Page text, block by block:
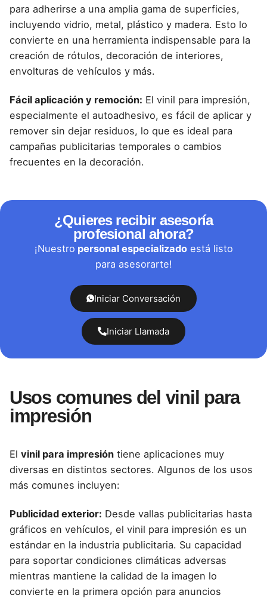
para adherirse a una amplia gama de superficies,
incluyendo vidrio, metal, plástico y madera. Esto lo
convierte en una herramienta indispensable para la
creación de rótulos, decoración de interiores,
envolturas de vehículos y más.
Fácil aplicación y remoción: El vinil para impresión,
especialmente el autoadhesivo, es fácil de aplicar y
remover sin dejar residuos, lo que es ideal para
campañas publicitarias temporales o cambios
frecuentes en la decoración.
¿Quieres recibir asesoría
profesional ahora?
¡Nuestro personal especializadoestá listo
para asesorarte!
Iniciar Conversación
Iniciar Llamada
Usos comunes del vinil para
impresión
El vinil para impresión tiene aplicaciones muy
diversas en distintos sectores. Algunos de los usos
más comunes incluyen:
Publicidad exterior: Desde vallas publicitarias hasta
gráficos en vehículos, el vinil para impresión es un
estándar en la industria publicitaria. Su capacidad
para soportar condiciones climáticas adversas
mientras mantiene la calidad de la imagen lo
convierte en la primera opción para anuncios